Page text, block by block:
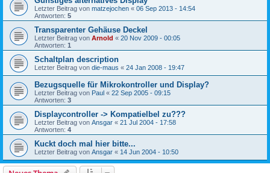
Letzter Beitrag von matzejochen « 06 Sep 2013 - 14:54
Antworten: 5
Transparenter Gehäuse Deckel
Letzter Beitrag von Arnold « 20 Nov 2009 - 00:05
Antworten: 1
Schaltplan description
Letzter Beitrag von die-maus « 24 Jan 2008 - 19:47
Bezugsquelle für Mikrokontroller und Display?
Letzter Beitrag von Paul « 22 Sep 2005 - 09:15
Antworten: 3
Displaycontroller -> Kompatielbel zu???
Letzter Beitrag von Ansgar « 21 Jul 2004 - 17:58
Antworten: 4
Kuckt doch mal hier bitte...
Letzter Beitrag von Ansgar « 14 Jun 2004 - 10:50